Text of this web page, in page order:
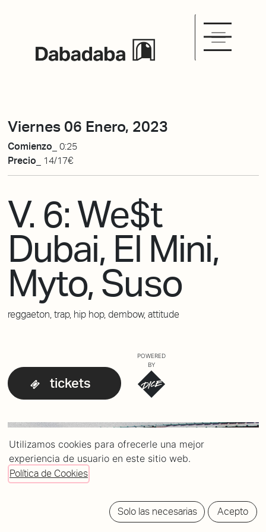
Viernes 06 Enero, 2023
Comienzo_ 0:25
Precio_
14/17€
V. 6: We$t
Dubai, El Mini,
Myto, Suso
reggaeton, trap, hip hop, dembow, attitude
tickets
POWERED
BY
Utilizamos cookies para ofrecerle una mejor
experiencia de usuario en este sitio web.
Política de Cookies
Solo las necesarias Acepto